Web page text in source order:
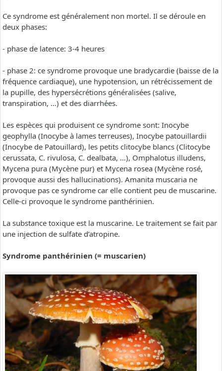
Ce syndrome est généralement non mortel. Il se déroule en
deux phases:
- phase de latence: 3-4 heures
- phase 2: ce syndrome provoque une bradycardie (baisse de la
fréquence cardiaque), une hypotension, un rétrécissement de
la pupille, des hypersécrétions généralisées (salive,
transpiration, …) et des diarrhées.
Les espèces qui produisent ce syndrome sont: Inocybe
geophylla (Inocybe à lames terreuses), Inocybe patouillardii
(Inocybe de Patouillard), les petits clitocybe blancs (Clitocybe
cerussata, C. rivulosa, C. dealbata, …), Omphalotus illudens,
Mycena pura (Mycène pur) et Mycena rosea (Mycène rosé,
provoque aussi des hallucinations). Amanita muscaria ne
provoque pas ce syndrome car elle contient peu de muscarine.
Celle-ci provoque le syndrome panthérinien.
La substance toxique est la muscarine. Le traitement se fait par
une injection de sulfate d’atropine.
Syndrome panthérinien (= muscarien)